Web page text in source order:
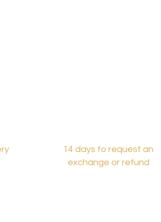
14 days to request an
exchange or refund